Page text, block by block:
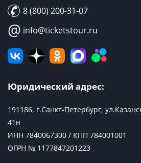
8 (800) 200-31-07
@ info@ticketstour.ru
Юридический адрес:
191186, г.Санкт-Петербург,
41н
ИНН 7840067300 / КПП 784001001
ОГРН № 1177847201223